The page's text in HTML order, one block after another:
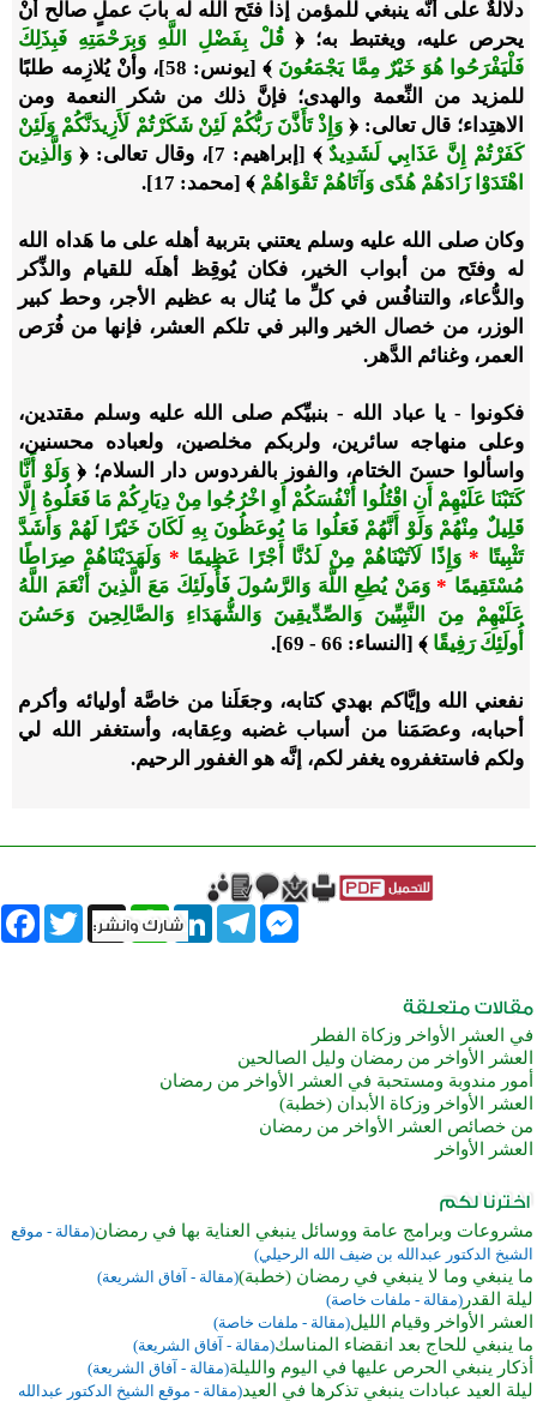
دلالةٌ على أنَّه ينبغي للمؤمن إذا فتَح الله له بابَ عملٍ صالح أنْ
يحرص عليه، ويغتبط به؛ ﴿ قُلْ بِفَضْلِ اللَّهِ وَبِرَحْمَتِهِ فَبِذَلِكَ
فَلْيَفْرَحُوا هُوَ خَيْرٌ مِمَّا يَجْمَعُونَ ﴾ [يونس: 58]
، وأنْ يُلازِمه طلبًا
للمزيد من النِّعمة والهدى؛ فإنَّ ذلك من شكر النعمة ومن
الاهتِداء؛ قال تعالى: ﴿ وَإِذْ تَأَذَّنَ رَبُّكُمْ لَئِنْ شَكَرْتُمْ لَأَزِيدَنَّكُمْ وَلَئِنْ
كَفَرْتُمْ إِنَّ عَذَابِي لَشَدِيدٌ﴾ [إبراهيم: 7] ، وقال تعالى: ﴿ وَالَّذِينَ
اهْتَدَوْا زَادَهُمْ هُدًى وَآتَاهُمْ تَقْوَاهُمْ ﴾ [محمد: 17] .
وكان صلى الله عليه وسلم يعتني بتربية أهله على ما هَداه الله
له وفتَح من أبواب الخير، فكان يُوقِظ أهلَه للقيام والذِّكر
والدُّعاء، والتنافُس في كلِّ ما يُنال به عظيم الأجر، وحط كبير
الوزر، من خصال الخير والبر في تلكم العشر، فإنها من فُرَص
العمر، وغنائم الدَّهر.
فكونوا - يا عباد الله - بنبيِّكم صلى الله عليه وسلم مقتدين،
وعلى منهاجه سائرين، ولربكم مخلصين، ولعباده محسنين،
واسألوا حسنَ الختام، والفوز بالفردوس دار السلام؛ ﴿ وَلَوْ أَنَّا
كَتَبْنَا عَلَيْهِمْ أَنِ اقْتُلُوا أَنْفُسَكُمْ أَوِ اخْرُجُوا مِنْ دِيَارِكُمْ مَا فَعَلُوهُ إِلَّا
قَلِيلٌ مِنْهُمْ وَلَوْ أَنَّهُمْ فَعَلُوا مَا يُوعَظُونَ بِهِ لَكَانَ خَيْرًا لَهُمْ وَأَشَدَّ
تَثْبِيتًا *وَإِذًا لَآتَيْنَاهُمْ مِنْ لَدُنَّا أَجْرًا عَظِيمًا * وَلَهَدَيْنَاهُمْ صِرَاطًا
مُسْتَقِيمًا *وَمَنْ يُطِعِ اللَّهَ وَالرَّسُولَ فَأُولَئِكَ مَعَ الَّذِينَ أَنْعَمَ اللَّهُ
عَلَيْهِمْ مِنَ النَّبِيِّينَ وَالصِّدِّيقِينَ وَالشُّهَدَاءِ وَالصَّالِحِينَ وَحَسُنَ
أُولَئِكَ رَفِيقًا ﴾ [النساء: 66 - 69] .
نفعني الله وإيَّاكم بهدي كتابه، وجعَلَنا من خاصَّة أوليائه وأكرم
أحبابه، وعصَمَنا من أسباب غضبه وعِقابه، وأستغفر الله لي
ولكم فاستغفروه يغفر لكم، إنَّه هو الغفور الرحيم.
Twitter X
WhatsAppLinkedInTelegram
Messenger
في العشر الأواخر وزكاة الفطر
العشر الأواخر من رمضان وليل الصالحين
أمور مندوبة ومستحبة في العشر الأواخر من رمضان
العشر الأواخر وزكاة الأبدان (خطبة)
من خصائص العشر الأواخر من رمضان
العشر الأواخر
مشروعات وبرامج عامة ووسائل ينبغي العناية بها في رمضان(مقالة - موقع
الشيخ الدكتور عبدالله بن ضيف الله الرحيلي)
ما ينبغي وما لا ينبغي في رمضان (خطبة)(مقالة - آفاق الشريعة)
ليلة القدر (مقالة - ملفات خاصة)
العشر الأواخر وقيام الليل(مقالة - ملفات خاصة)
ما ينبغي للحاج بعد انقضاء المناسك(مقالة - آفاق الشريعة)
أذكار ينبغي الحرص عليها في اليوم والليلة(مقالة - آفاق الشريعة)
ليلة العيد عبادات ينبغي تذكرها في العيد(مقالة - موقع الشيخ الدكتور عبدالله